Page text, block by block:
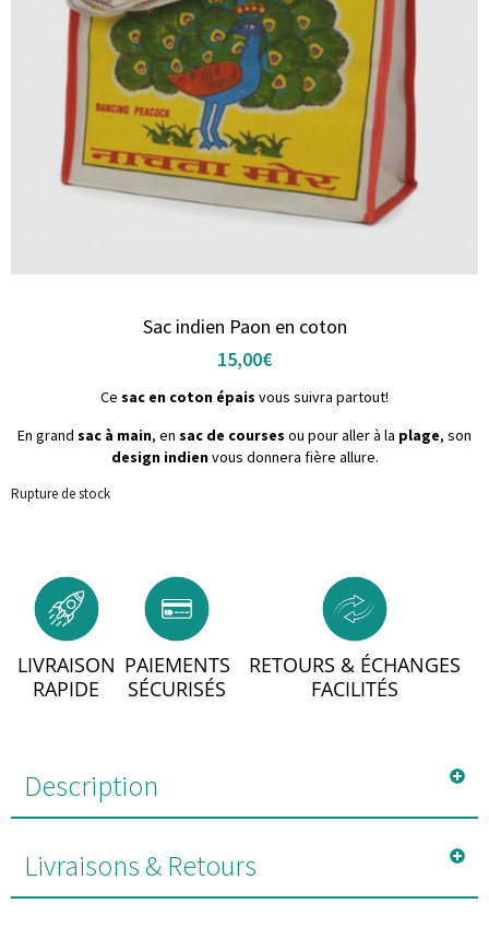
Sac indien Paon en coton
15,00€
Ce sac en coton épais vous suivra partout!
En grand sac à main, en sac de courses ou pour aller à la plage, son
design indienvous donnera fière allure.
Rupture de stock
LIVRAISON
RAPIDE
PAIEMENTS
SÉCURISÉS
RETOURS & ÉCHANGES
FACILITÉS
Description
Livraisons & Retours